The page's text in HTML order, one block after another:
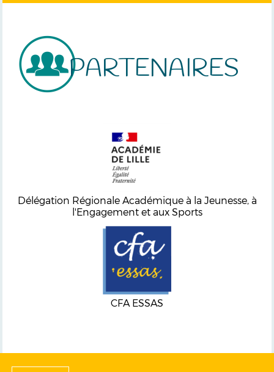
PARTENAIRES
Délégation Régionale Académique à la Jeunesse, à
l'Engagement et aux Sports
CFA ESSAS